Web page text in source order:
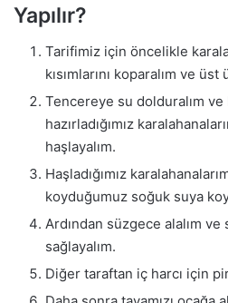
Yapılır?
Tarifimiz için öncelikle
kısımlarını koparalım ve
Tencereye su dolduralım ve
hazırladığımız
haşlayalım.
Haşladığımız
koyduğumuz soğuk suya
Ardından süzgece alalım
sağlayalım.
Diğer taraftan iç harcı için